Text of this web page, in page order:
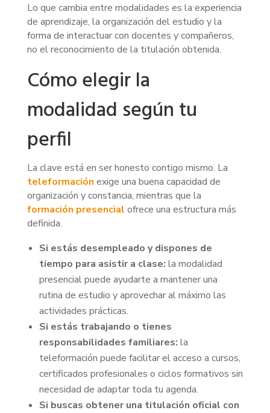
Lo que cambia entre modalidades es la experiencia
de aprendizaje, la organización del estudio y la
forma de interactuar con docentes y compañeros,
no el reconocimiento de la titulación obtenida.
Cómo elegir la
modalidad según tu
perfil
La clave está en ser honesto contigo mismo. La
teleformación exige una buena capacidad de
organización y constancia, mientras que la
formación presencial ofrece una estructura más
definida.
Si estás desempleado y dispones de
tiempo para asistir a clase: la modalidad
presencial puede ayudarte a mantener una
rutina de estudio y aprovechar al máximo las
actividades prácticas.
Si estás trabajando o tienes
responsabilidades familiares: la
teleformación puede facilitar el acceso a cursos,
certificados profesionales o ciclos formativos sin
necesidad de adaptar toda tu agenda.
Si buscas obtener una titulación oficial con